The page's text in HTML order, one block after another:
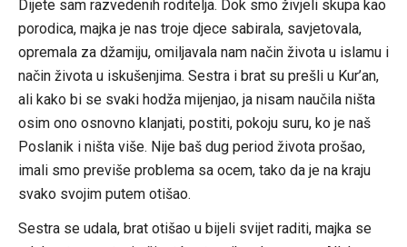
Dijete sam razvedenih roditelja. Dok smo živjeli skupa kao
porodica, majka je nas troje djece sabirala, savjetovala,
opremala za džamiju, omiljavala nam način života u islamu i
način života u iskušenjima. Sestra i brat su prešli u Kur’an,
ali kako bi se svaki hodža mijenjao, ja nisam naučila ništa
osim ono osnovno klanjati, postiti, pokoju suru, ko je naš
Poslanik i ništa više. Nije baš dug period života prošao,
imali smo previše problema sa ocem, tako da je na kraju
svako svojim putem otišao.
Sestra se udala, brat otišao u bijeli svijet raditi, majka se